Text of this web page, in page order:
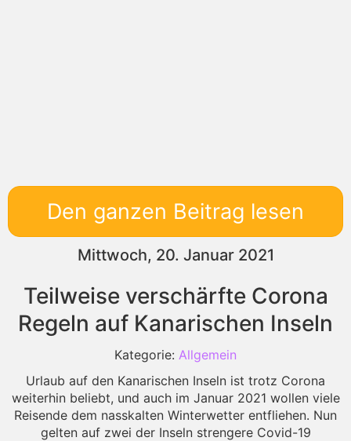
Den ganzen Beitrag lesen
Mittwoch, 20. Januar 2021
Teilweise verschärfte Corona
Regeln auf Kanarischen Inseln
Kategorie: Allgemein
Urlaub auf den Kanarischen Inseln ist trotz Corona
weiterhin beliebt, und auch im Januar 2021 wollen viele
Reisende dem nasskalten Winterwetter entfliehen. Nun
gelten auf zwei der Inseln strengere Covid-19